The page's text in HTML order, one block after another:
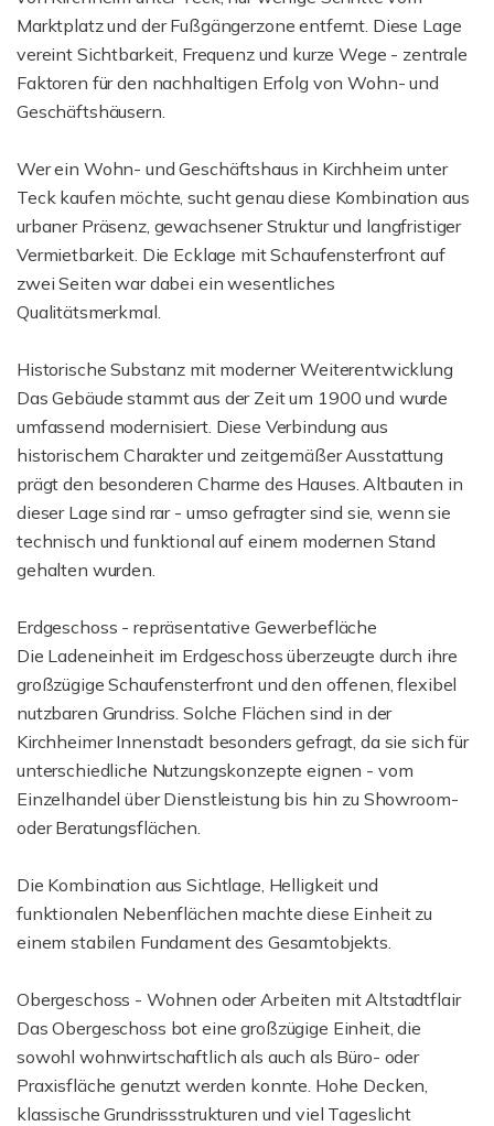
Marktplatz und der Fußgängerzone entfernt. Diese Lage
vereint Sichtbarkeit, Frequenz und kurze Wege - zentrale
Faktoren für den nachhaltigen Erfolg von Wohn- und
Geschäftshäusern.
Wer ein Wohn- und Geschäftshaus in Kirchheim unter
Teck kaufen möchte, sucht genau diese Kombination aus
urbaner Präsenz, gewachsener Struktur und langfristiger
Vermietbarkeit. Die Ecklage mit Schaufensterfront auf
zwei Seiten war dabei ein wesentliches
Qualitätsmerkmal.
Historische Substanz mit moderner Weiterentwicklung
Das Gebäude stammt aus der Zeit um 1900 und wurde
umfassend modernisiert. Diese Verbindung aus
historischem Charakter und zeitgemäßer Ausstattung
prägt den besonderen Charme des Hauses. Altbauten in
dieser Lage sind rar - umso gefragter sind sie, wenn sie
technisch und funktional auf einem modernen Stand
gehalten wurden.
Erdgeschoss - repräsentative Gewerbefläche
Die Ladeneinheit im Erdgeschoss überzeugte durch ihre
großzügige Schaufensterfront und den offenen, flexibel
nutzbaren Grundriss. Solche Flächen sind in der
Kirchheimer Innenstadt besonders gefragt, da sie sich für
unterschiedliche Nutzungskonzepte eignen - vom
Einzelhandel über Dienstleistung bis hin zu Showroom-
oder Beratungsflächen.
Die Kombination aus Sichtlage, Helligkeit und
funktionalen Nebenflächen machte diese Einheit zu
einem stabilen Fundament des Gesamtobjekts.
Obergeschoss - Wohnen oder Arbeiten mit Altstadtflair
Das Obergeschoss bot eine großzügige Einheit, die
sowohl wohnwirtschaftlich als auch als Büro- oder
Praxisfläche genutzt werden konnte. Hohe Decken,
klassische Grundrissstrukturen und viel Tageslicht